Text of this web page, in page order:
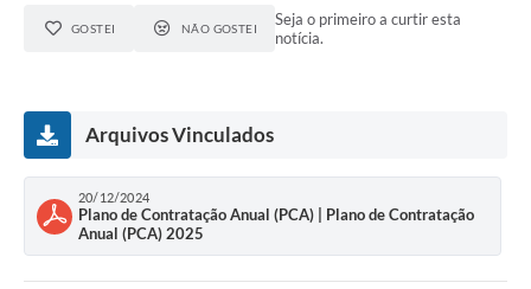
GOSTEI NÃO GOSTEI
Seja o primeiro a curtir esta
notícia.
Arquivos Vinculados
20/12/2024
Plano de Contratação Anual (PCA) | Plano de Contratação
Anual (PCA) 2025